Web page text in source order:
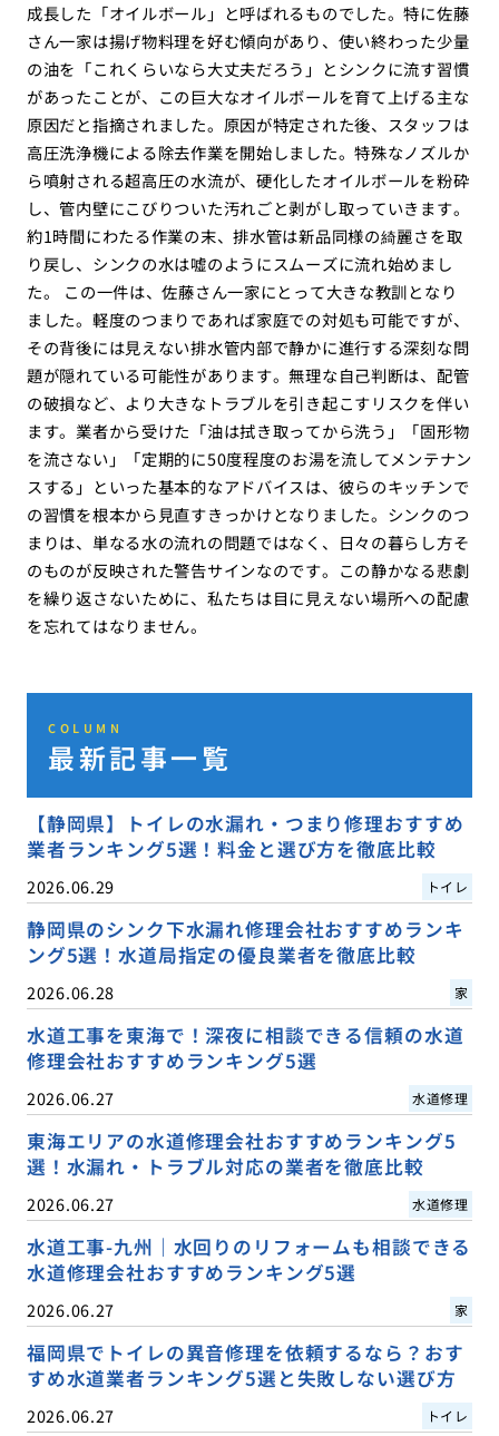
成長した「オイルボール」と呼ばれるものでした。特に佐藤
さん一家は揚げ物料理を好む傾向があり、使い終わった少量
の油を「これくらいなら大丈夫だろう」とシンクに流す習慣
があったことが、この巨大なオイルボールを育て上げる主な
原因だと指摘されました。原因が特定された後、スタッフは
高圧洗浄機による除去作業を開始しました。特殊なノズルか
ら噴射される超高圧の水流が、硬化したオイルボールを粉砕
し、管内壁にこびりついた汚れごと剥がし取っていきます。
約1時間にわたる作業の末、排水管は新品同様の綺麗さを取
り戻し、シンクの水は嘘のようにスムーズに流れ始めまし
た。 この一件は、佐藤さん一家にとって大きな教訓となり
ました。軽度のつまりであれば家庭での対処も可能ですが、
その背後には見えない排水管内部で静かに進行する深刻な問
題が隠れている可能性があります。無理な自己判断は、配管
の破損など、より大きなトラブルを引き起こすリスクを伴い
ます。業者から受けた「油は拭き取ってから洗う」「固形物
を流さない」「定期的に50度程度のお湯を流してメンテナン
スする」といった基本的なアドバイスは、彼らのキッチンで
の習慣を根本から見直すきっかけとなりました。シンクのつ
まりは、単なる水の流れの問題ではなく、日々の暮らし方そ
のものが反映された警告サインなのです。この静かなる悲劇
を繰り返さないために、私たちは目に見えない場所への配慮
を忘れてはなりません。
COLUMN
最新記事一覧
【静岡県】トイレの水漏れ・つまり修理おすすめ
業者ランキング5選！料金と選び方を徹底比較
2026.06.29 トイレ
静岡県のシンク下水漏れ修理会社おすすめランキ
ング5選！水道局指定の優良業者を徹底比較
2026.06.28 家
水道工事を東海で！深夜に相談できる信頼の水道
修理会社おすすめランキング5選
2026.06.27 水道修理
東海エリアの水道修理会社おすすめランキング5
選！水漏れ・トラブル対応の業者を徹底比較
2026.06.27 水道修理
水道工事-九州｜水回りのリフォームも相談できる
水道修理会社おすすめランキング5選
2026.06.27 家
福岡県でトイレの異音修理を依頼するなら？おす
すめ水道業者ランキング5選と失敗しない選び方
2026.06.27 トイレ